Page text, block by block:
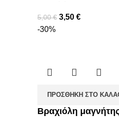
5,00€ 3,50 €
-30%
ΠΡΟΣΘΉΚΗ ΣΤΟ
Βραχιόλη